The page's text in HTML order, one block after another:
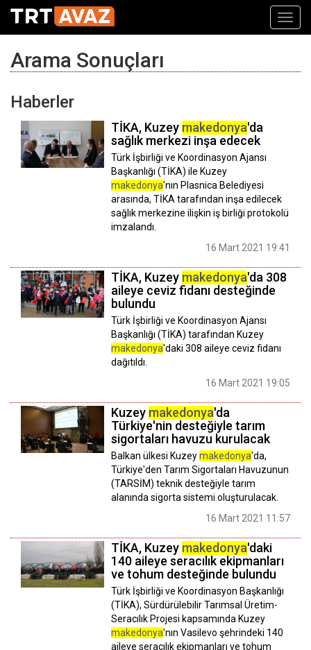
Arama Sonuçları
Haberler
TİKA, Kuzey makedonya'da
sağlık merkezi inşa edecek
Türk İşbirliği ve Koordinasyon Ajansı
Başkanlığı (TİKA) ile Kuzey
makedonya'nın Plasnica Belediyesi
arasında, TİKA tarafından inşa edilecek
sağlık merkezine ilişkin iş birliği protokolü
imzalandı.
16 Mart 2021 19:41
TİKA, Kuzey makedonya'da 308
aileye ceviz fidanı desteğinde
bulundu
Türk İşbirliği ve Koordinasyon Ajansı
Başkanlığı (TİKA) tarafından Kuzey
makedonya'daki 308 aileye ceviz fidanı
dağıtıldı.
16 Mart 2021 19:05
Kuzey makedonya'da
Türkiye'nin desteğiyle tarım
sigortaları havuzu kurulacak
Balkan ülkesi Kuzeymakedonya'da,
Türkiye'den Tarım Sigortaları Havuzunun
(TARSİM) teknik desteğiyle tarım
alanında sigorta sistemi oluşturulacak.
16 Mart 2021 11:57
TİKA, Kuzey makedonya'daki
140 aileye seracılık ekipmanları
ve tohum desteğinde bulundu
Türk İşbirliği ve Koordinasyon Başkanlığı
(TİKA), Sürdürülebilir Tarımsal Üretim-
Seracılık Projesi kapsamında Kuzey
makedonya'nın Vasilevo şehrindeki 140
aileye seracılık ekipmanları ve tohum